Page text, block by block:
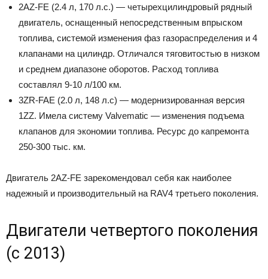
2AZ-FE (2.4 л, 170 л.с.) — четырехцилиндровый рядный
двигатель, оснащенный непосредственным впрыском
топлива, системой изменения фаз газораспределения и 4
клапанами на цилиндр. Отличался тяговитостью в низком
и среднем диапазоне оборотов. Расход топлива
составлял 9-10 л/100 км.
3ZR-FAE (2.0 л, 148 л.с) — модернизированная версия
1ZZ. Имела систему Valvematic — изменения подъема
клапанов для экономии топлива. Ресурс до капремонта
250-300 тыс. км.
Двигатель 2AZ-FE зарекомендовал себя как наиболее
надежный и производительный на RAV4 третьего поколения.
Двигатели четвертого поколения
(с 2013)